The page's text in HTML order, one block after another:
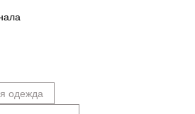
одежда